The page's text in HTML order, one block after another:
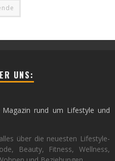
UNS:
rund um Lifestyle und
über die neuesten Lifestyle-
Beauty, Fitness, Wellness,